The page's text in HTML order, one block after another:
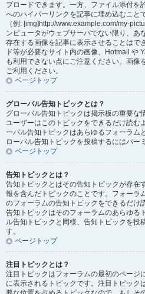
プロードできます。一方、ファイル添付を
へのハイパーリンクを記事に埋め込むこと
（例: [img]http://www.example.com/my-
ンピュータがウェブサーバでない限り、あ
存在する画像を記事に表示させることはで
ド等が必要なサイト内の画像、Hotmail や
も利用できない点にご注意ください。画像
ご利用ください。
ページトップ
グローバル告知トピックとは？
グローバル告知トピックは掲示板の重要な
ユーザーはこのトピックをできるだけ読む
ーバル告知トピックはあらゆるフォーラム
ローバル告知トピックを投稿するにはパー
ページトップ
告知トピックとは？
告知トピックとはその告知トピックが存在
報を含んだトピックのことです。フォーラ
のフォーラムの告知トピックをできるだけ
告知トピックはそのフォーラムのあらゆる
ル告知トピックと同様、告知トピックを投
す。
ページトップ
注目トピックとは？
注目トピックはフォーラムの最初のページ
に表示されるトピックです。注目トピック